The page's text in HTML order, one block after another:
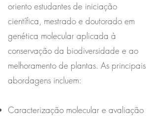
oriento estudantes de iniciação
científica, mestrado e doutorado em
genética molecular aplicada à
conservação da biodiversidade e ao
melhoramento de plantas. As principais
abordagens incluem:
Caracterização molecular e avaliação